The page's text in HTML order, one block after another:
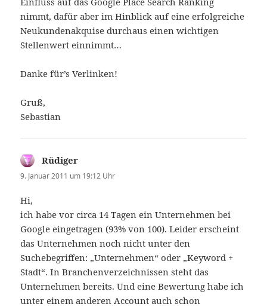
nimmt, dafür aber im Hinblick auf eine erfolgreiche
Neukundenakquise durchaus einen wichtigen
Stellenwert einnimmt…
Danke für’s Verlinken!
Gruß,
Sebastian
Rüdiger
9. Januar 2011 um 19:12 Uhr
Hi,
ich habe vor circa 14 Tagen ein Unternehmen bei
Google eingetragen (93% von 100). Leider erscheint
das Unternehmen noch nicht unter den
Suchebegriffen: „Unternehmen“ oder „Keyword +
Stadt“. In Branchenverzeichnissen steht das
Unternehmen bereits. Und eine Bewertung habe ich
unter einem anderen Account auch schon